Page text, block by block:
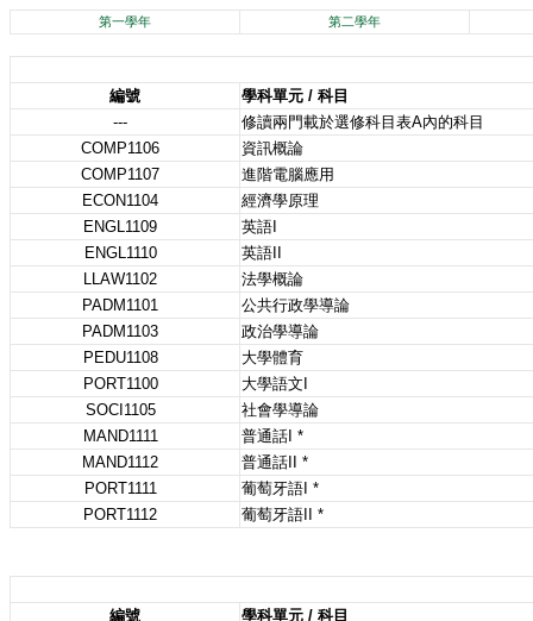
第一學年 第二學年
編號
學科單元 / 科目
---
修讀兩門載於選修科目表A內的科目
COMP1106
資訊概論
COMP1107
進階電腦應用
ECON1104
經濟學原理
ENGL1109
英語I
ENGL1110
英語II
LLAW1102
法學概論
PADM1101
公共行政學導論
PADM1103
政治學導論
PEDU1108
大學體育
PORT1100
大學語文I
SOCI1105
社會學導論
MAND1111
普通話I *
MAND1112
普通話II *
PORT1111
葡萄牙語I *
PORT1112
葡萄牙語II *
編號
學科單元 / 科目